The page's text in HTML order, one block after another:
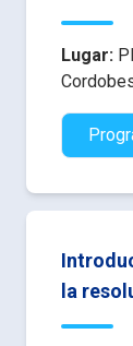
Lugar:
la